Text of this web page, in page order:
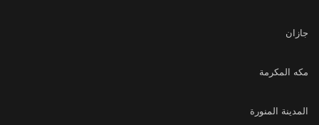
جازان
مكه المكرمة
المدينة المنورة